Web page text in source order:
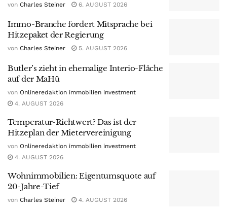
von Charles Steiner 6. AUGUST 2026
Immo-Branche fordert Mitsprache bei
Hitzepaket der Regierung
von Charles Steiner 5. AUGUST 2026
Butler’s zieht in ehemalige Interio-Fläche
auf der MaHü
von Onlineredaktion immobilien investment
4. AUGUST 2026
Temperatur-Richtwert? Das ist der
Hitzeplan der Mietervereinigung
von Onlineredaktion immobilien investment
4. AUGUST 2026
Wohnimmobilien: Eigentumsquote auf
20-Jahre-Tief
von Charles Steiner 4. AUGUST 2026